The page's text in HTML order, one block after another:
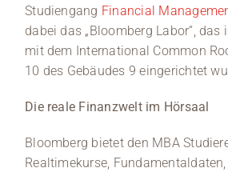
Studiengang Financial
dabei das „Bloomberg Labor“, das
mit dem International Common
10 des Gebäudes 9 eingerichtet
Die reale Finanzwelt im Hörsaal
Bloomberg bietet den MBA
Realtimekurse, Fundamentaldaten,